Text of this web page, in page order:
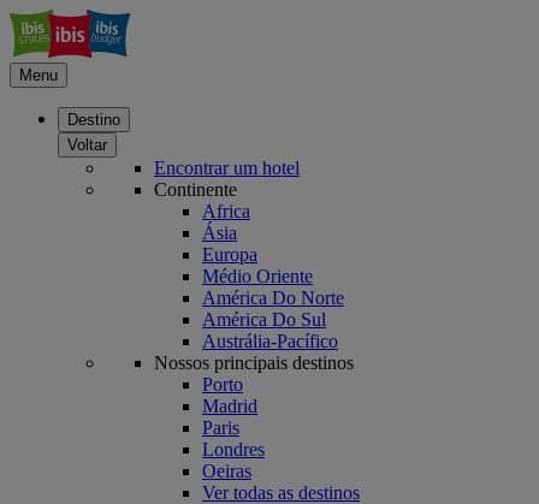
Menu
Destino
Voltar
Encontrar um hotel
Continente
Africa
Ásia
Europa
Médio Oriente
América Do Norte
América Do Sul
Austrália-Pacífico
Nossos principais destinos
Porto
Madrid
Paris
Londres
Oeiras
Ver todas as destinos